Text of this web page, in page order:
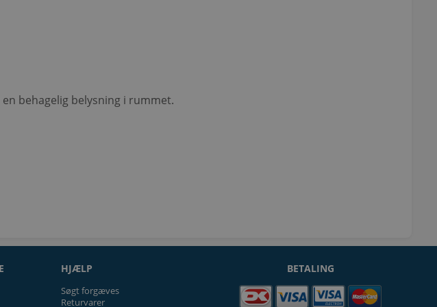
behagelig belysning i rummet.
HJÆLP
Søgt forgæves
Returvarer
BETALING